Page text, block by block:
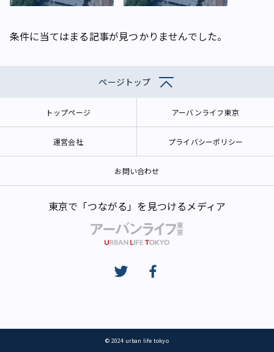
条件に当てはまる記事が見つかりませんでした。
ページトップ
トップページ アーバンライフ東京
運営会社 プライバシーポリシー
お問い合わせ
東京で「つながる」を見つけるメディア
© 2024 urban life tokyo